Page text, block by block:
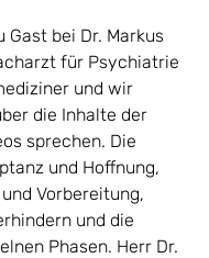
Gast bei Dr. Markus
für Psychiatrie
diziner und wir
die Inhalte der
sprechen. Die
und Hoffnung,
Vorbereitung,
und die
Phasen. Herr Dr.